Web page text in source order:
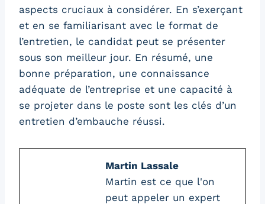
aspects cruciaux à considérer. En s’exerçant
et en se familiarisant avec le format de
l’entretien, le candidat peut se présenter
sous son meilleur jour. En résumé, une
bonne préparation, une connaissance
adéquate de l’entreprise et une capacité à
se projeter dans le poste sont les clés d’un
entretien d’embauche réussi.
Martin Lassale
Martin est ce que l'on
peut appeler un expert